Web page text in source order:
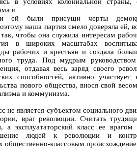
и
и ей были присущи черты
наша партия смело доверяла ей,
чтобы она служила интересам
в широких масштабах
рабочих и крестьян и создала
труда. Под мудрым
отдавая весь заряд своего
способностей, активно участвует
нового общества, внося свой
и коммунизма.
не является субъектом социального
враг революции. Считать
а эксплуататорский класс ее
людей к революции и
общественно-классовым